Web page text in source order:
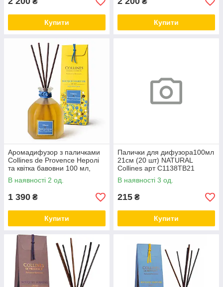
Купити Купити
Аромадифузор з паличками
Collines de Provence Неролі
та квітка бавовни 100 мл,
аромат для дому
В наявності 2 од.
1 390 ₴
Купити
Палички для дифузора100мл
21см (20 шт) NATURAL
Collines арт C1138TB21
В наявності 3 од.
215 ₴
Купити